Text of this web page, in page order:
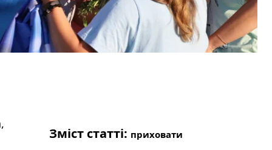
Зміст статті: приховати